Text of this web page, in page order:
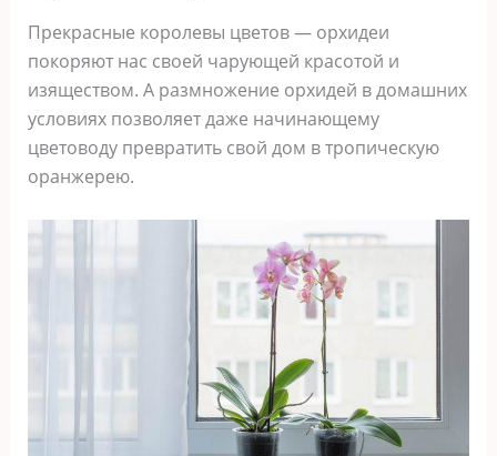
Прекрасные королевы цветов — орхидеи
покоряют нас своей чарующей красотой и
изяществом. А размножение орхидей в домашних
условиях позволяет даже начинающему
цветоводу превратить свой дом в тропическую
оранжерею.